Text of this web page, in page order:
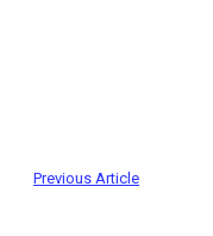
Previous Article